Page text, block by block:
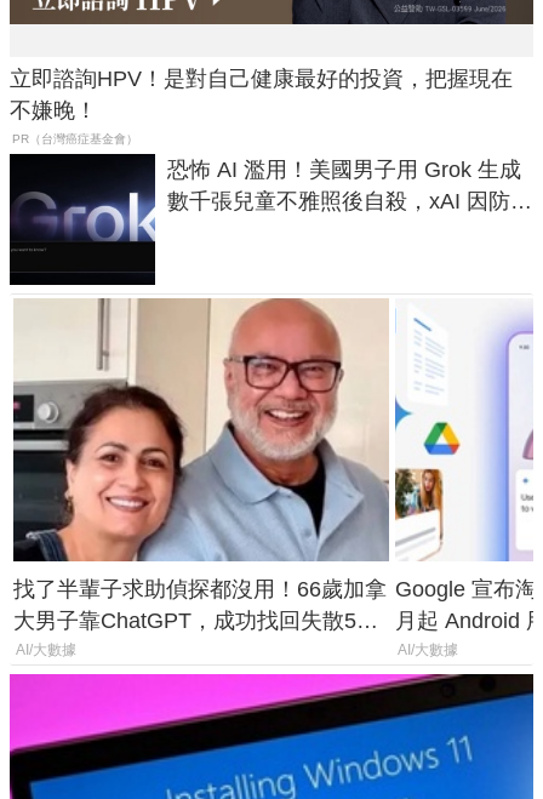
立即諮詢HPV！是對自己健康最好的投資，把握現在
不嫌晚！
PR（台灣癌症基金會）
恐怖 AI 濫用！美國男子用 Grok 生成
數千張兒童不雅照後自殺，xAI 因防護
找了半輩子求助偵探都沒用！66歲加拿
大男子靠ChatGPT，成功找回失散50
年家人
AI/大數據
Google 宣布
月起 Android
AI/大數據